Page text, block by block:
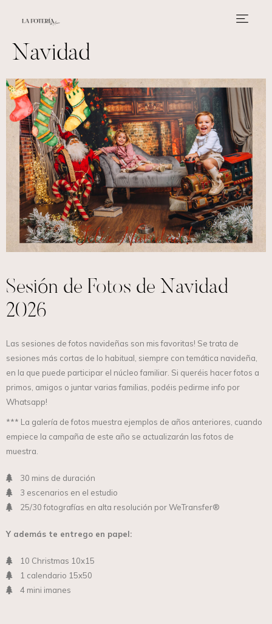
Navidad
Sesión de Fotos de Navidad
2026
Las sesiones de fotos navideñas son mis favoritas! Se trata de
sesiones más cortas de lo habitual, siempre con temática navideña,
en la que puede participar el núcleo familiar. Si queréis hacer fotos a
primos, amigos o juntar varias familias, podéis pedirme info por
Whatsapp!
*** La galería de fotos muestra ejemplos de años anteriores, cuando
empiece la campaña de este año se actualizarán las fotos de
muestra.
30 mins de duración
3 escenarios en el estudio
25/30 fotografías en alta resolución por WeTransfer®
Y además te entrego en papel:
10 Christmas 10x15
1 calendario 15x50
4 mini imanes